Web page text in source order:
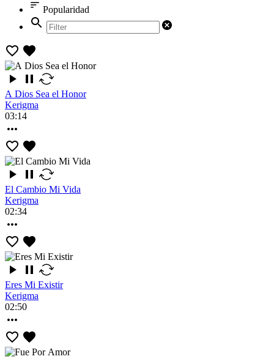
Popularidad
A Dios Sea el Honor
Kerigma
03:14
El Cambio Mi Vida
Kerigma
02:34
Eres Mi Existir
Kerigma
02:50